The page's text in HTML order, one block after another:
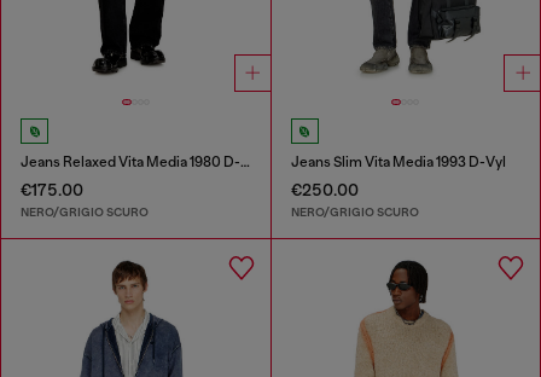
Jeans Relaxed Vita Media 1980 D-Eeper
€175.00
NERO/GRIGIO SCURO
Jeans Slim Vita Media 1993 D-Vyl
€250.00
NERO/GRIGIO SCURO